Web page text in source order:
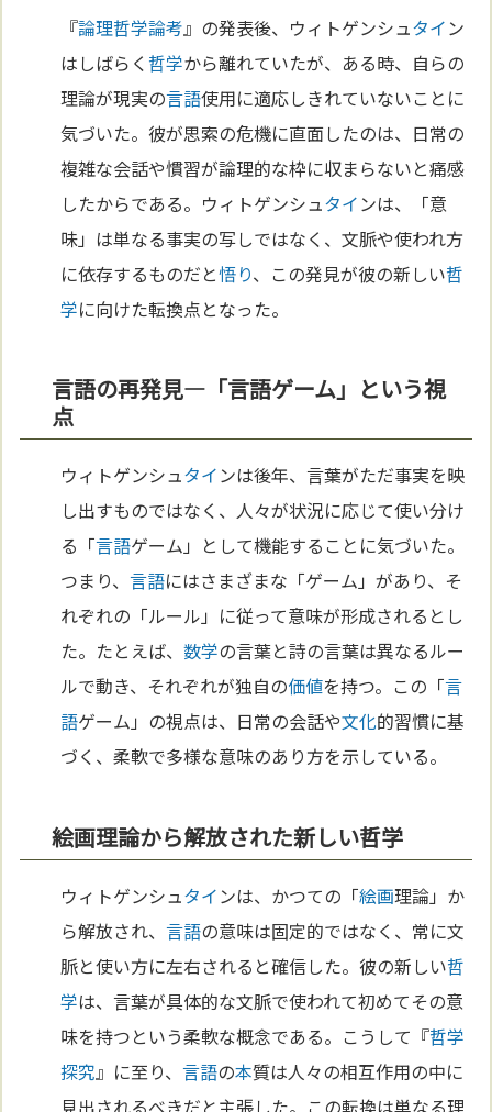
『論理哲学論考』の発表後、ウィトゲンシュタイ ン
はしばらく 哲学から離れていたが、ある時、自らの
理論が現実の言語使用に適応しきれていないことに
気づいた。彼が思索の危機に直面したのは、日常の
複雑な会話や慣習が論理的な枠に収まらないと痛感
したからである。ウィトゲンシュタイ ンは、「意
味」は単なる事実の写しではなく、文脈や使われ方
に依存するものだと悟り、この発見が彼の新しい哲
学に向けた転換点となった。
言語の再発見—「言語ゲーム」という視
点
ウィトゲンシュタインは後年、言葉がただ事実を映
し出すものではなく、人々が状況に応じて使い分け
る「言語ゲーム」として機能することに気づいた。
つまり、言語にはさまざまな「ゲーム」があり、そ
れぞれの「ルール」に従って意味が形成されるとし
た。たとえば、数学の言葉と詩の言葉は異なるルー
ルで動き、それぞれが独自の価値を持つ。この「言
語ゲーム」の視点は、日常の会話や文化的習慣に基
づく、柔軟で多様な意味のあり方を示している。
絵画理論から解放された新しい哲学
ウィトゲンシュタインは、かつての「絵画理論」か
ら解放され、言語の意味は固定的ではなく、常に文
脈と使い方に左右されると確信した。彼の新しい哲
学は、言葉が具体的な文脈で使われて初めてその意
味を持つという柔軟な概念である。こうして『哲学
探究』に至り、言語の本質は人々の相互作用の中に